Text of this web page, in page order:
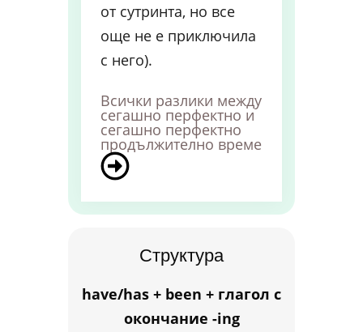
от сутринта, но все
още не е приключила
с него).
Всички разлики между
сегашно перфектно и
сегашно перфектно
продължително време
Структура
have/has + been + глагол с
окончание -ing